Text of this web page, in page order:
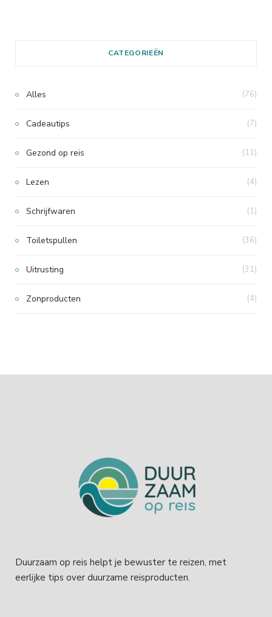
CATEGORIEËN
Alles (76)
Cadeautips (7)
Gezond op reis (11)
Lezen (4)
Schrijfwaren (1)
Toiletspullen (36)
Uitrusting (31)
Zonproducten (4)
Duurzaam op reis helpt je bewuster te reizen, met
eerlijke tips over duurzame reisproducten.